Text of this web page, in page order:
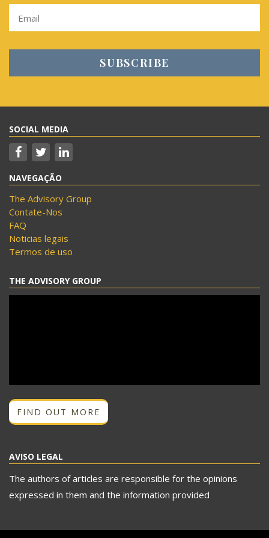
SOCIAL MEDIA
NAVEGAÇÃO
The Advisory Group
Contate-Nos
FAQ
Noticias legais
Termos de uso
THE ADVISORY GROUP
FIND OUT MORE
AVISO LEGAL
The authors of articles are responsible for the opinions
expressed in them and the information provided